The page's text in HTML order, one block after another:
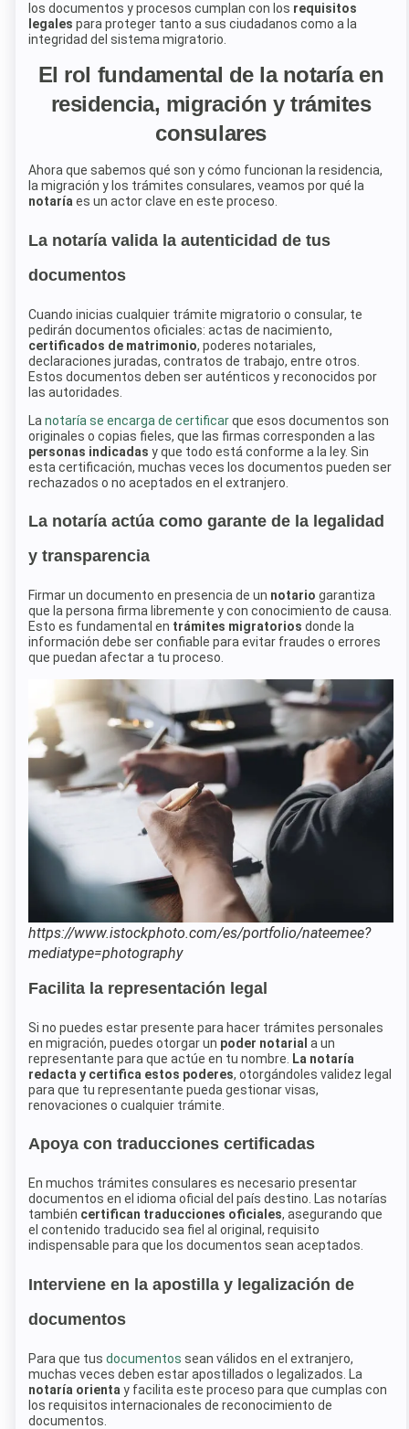
los documentos y procesos cumplan con los requisitos
legales para proteger tanto a sus ciudadanos como a la
integridad del sistema migratorio.
El rol fundamental de la notaría en
residencia, migración y trámites
consulares
Ahora que sabemos qué son y cómo funcionan la residencia,
la migración y los trámites consulares, veamos por qué la
notaría es un actor clave en este proceso.
La notaría valida la autenticidad de tus
documentos
Cuando inicias cualquier trámite migratorio o consular, te
pedirán documentos oficiales: actas de nacimiento,
certificados de matrimonio, poderes notariales,
declaraciones juradas, contratos de trabajo, entre otros.
Estos documentos deben ser auténticos y reconocidos por
las autoridades.
La notaría se encarga de certificarque esos documentos son
originales o copias fieles, que las firmas corresponden a las
personas indicadas y que todo está conforme a la ley. Sin
esta certificación, muchas veces los documentos pueden ser
rechazados o no aceptados en el extranjero.
La notaría actúa como garante de la legalidad
y transparencia
Firmar un documento en presencia de un notario garantiza
que la persona firma libremente y con conocimiento de causa.
Esto es fundamental en trámites migratorios donde la
información debe ser confiable para evitar fraudes o errores
que puedan afectar a tu proceso.
https://www.istockphoto.com/es/portfolio/nateemee?
mediatype=photography
Facilita la representación legal
Si no puedes estar presente para hacer trámites personales
en migración, puedes otorgar un poder notarial a un
representante para que actúe en tu nombre.
La notaría
redacta y certifica estos poderes, otorgándoles validez legal
para que tu representante pueda gestionar visas,
renovaciones o cualquier trámite.
Apoya con traducciones certificadas
En muchos trámites consulares es necesario presentar
documentos en el idioma oficial del país destino. Las notarías
también certifican traducciones oficiales, asegurando que
el contenido traducido sea fiel al original, requisito
indispensable para que los documentos sean aceptados.
Interviene en la apostilla y legalización de
documentos
Para que tus documentos sean válidos en el extranjero,
muchas veces deben estar apostillados o legalizados. La
notaría orienta y facilita este proceso para que cumplas con
los requisitos internacionales de reconocimiento de
documentos.